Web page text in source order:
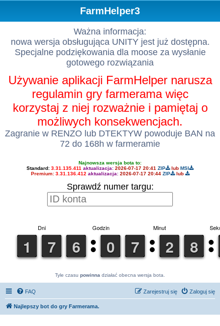
FarmHelper3
Ważna informacja:
nowa wersja obsługująca UNITY jest już dostępna.
Specjalne podziękowania dla moose za wysłanie
gotowego rozwiązania
Używanie aplikacji FarmHelper narusza
regulamin gry farmerama więc
korzystaj z niej rozważnie i pamiętaj o
możliwych konsekwencjach.
Zagranie w RENZO lub DTEKTYW powoduje BAN na
72 do 168h w farmeramie
Najnowsza wersja bota to:
Standard: 3.31.135.411 aktualizacja: 2026-07-17 20:41 ZIP lub MSI
Premium: 3.31.136.412 aktualizacja: 2026-07-17 20:44 ZIP lub
Sprawdź numer targu:
Tyle czasu powinna działać obecna wersja bota.
FAQ Zaloguj się
Zarejestruj się
Najlepszy bot do gry Farmerama.